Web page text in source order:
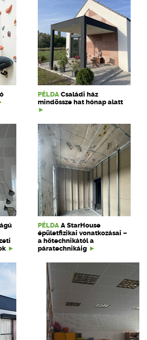
PÉLDA Családi ház
mindössze hat hónap alatt
PÉLDA A StarHouse
épületfizikai vonatkozásai –
a hőtechnikától a
páratechnikáig